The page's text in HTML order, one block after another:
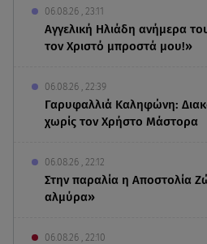
06.08.26 , 23:11
Αγγελική Ηλιάδη ανήμερα
τον Χριστό μπροστά μου!»
06.08.26 , 22:39
Γαρυφαλλιά Καληφώνη:
χωρίς τον Χρήστο Μάστορα
06.08.26 , 22:12
Στην παραλία η Αποστολία
αλμύρα»
06.08.26 , 22:10